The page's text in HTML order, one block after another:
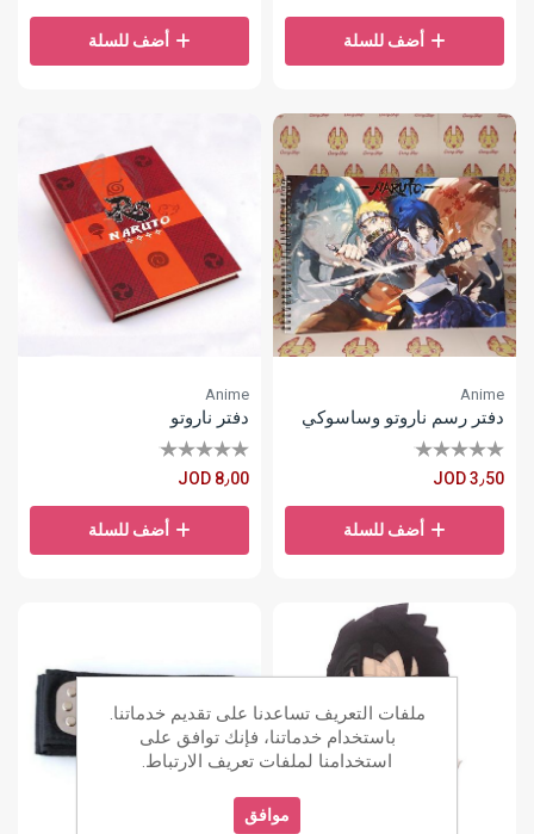
أضف للسلة أضف للسلة
Anime
دفتر رسم ناروتو وساسوكي
JOD 3٫50
أضف للسلة
Anime
دفتر ناروتو
JOD 8٫00
أضف للسلة
ملفات التعريف تساعدنا على تقديم خدماتنا.
باستخدام خدماتنا، فإنك توافق على
استخدامنا لملفات تعريف الارتباط.
موافق